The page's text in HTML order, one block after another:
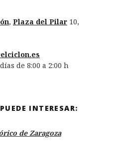
, Plaza del Pilar 10,
de 8:00 a 2:00 h
INTERESAR:
de Zaragoza